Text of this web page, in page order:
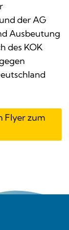
der AG
Ausbeutung
des KOK
Flyer zum